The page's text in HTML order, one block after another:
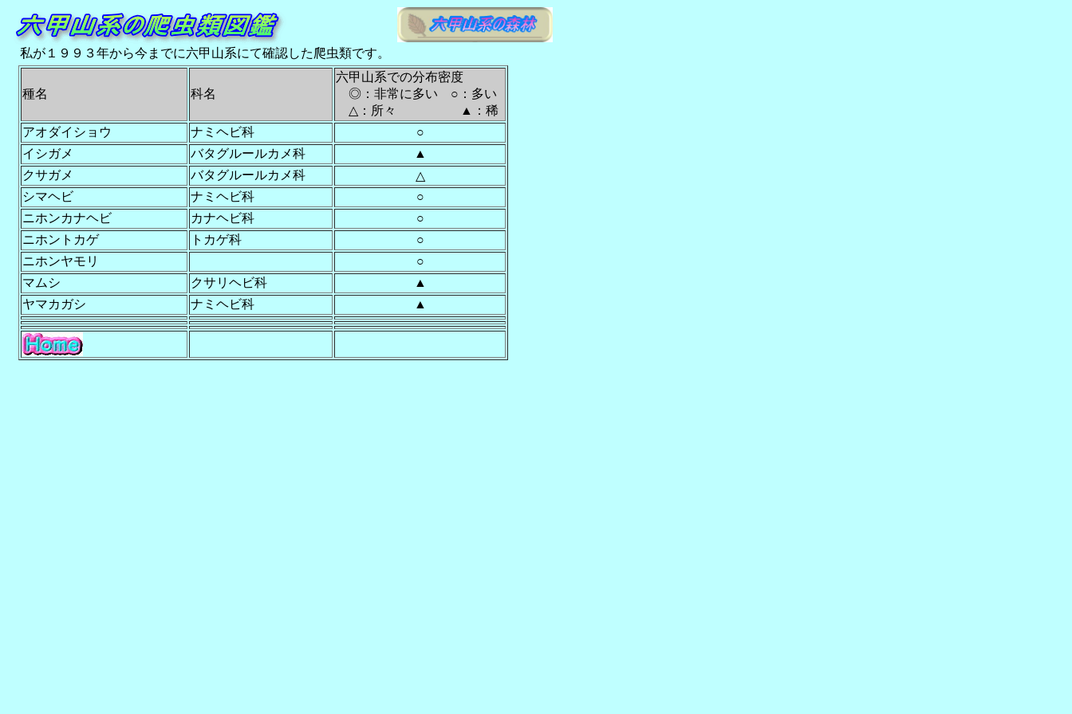
種名 科名
六甲山系での分布密度
◎：非常に多い ○：多い
△：所々 ▲：稀
アオダイショウ
ナミヘビ科
○
イシガメ
バタグルールカメ科
▲
クサガメ
バタグルールカメ科
△
シマヘビ
ナミヘビ科
○
ニホンカナヘビ
カナヘビ科
○
ニホントカゲ
トカゲ科
○
ニホンヤモリ
○
マムシ
クサリヘビ科
▲
ヤマカガシ
ナミヘビ科 ▲
私が１９９３年から今までに六甲山系にて確認した爬虫類です。